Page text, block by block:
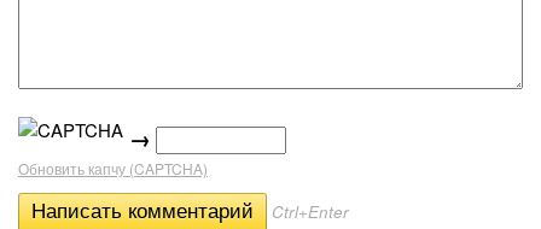
→
Обновить капчу (CAPTCHA)
Ctrl+Enter